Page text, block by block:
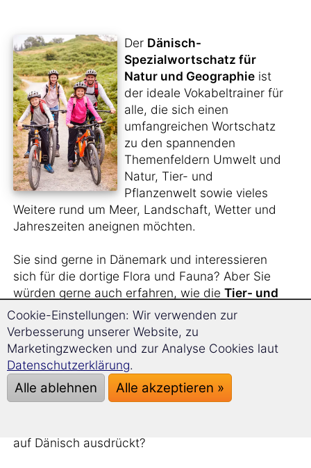
Der Dänisch-
Spezialwortschatz für
Natur und Geographie ist
der ideale Vokabeltrainer für
alle, die sich einen
umfangreichen Wortschatz
zu den spannenden
Themenfeldern Umwelt und
Natur, Tier- und
Pflanzenwelt sowie vieles
Weitere rund um Meer, Landschaft, Wetter und
Jahreszeiten aneignen möchten.
Sie sind gerne in Dänemark und interessieren
sich für die dortige Flora und Fauna? Aber Sie
würden gerne auch erfahren, wie die Tier- und
Pflanzenartenauf Dänisch heißen?
Sie sehen sich gernNaturfilme im Original an
und benötigen hierfür einen größeren
Wortschatz?
auf Dänisch ausdrückt?
Cookie-Einstellungen: Wir verwenden zur
Verbesserung unserer Website, zu
Marketingzwecken und zur Analyse Cookies laut
Datenschutzerklärung.
Alle ablehnen Alle akzeptieren »